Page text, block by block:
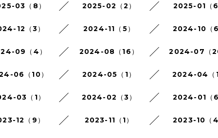
03（8） 2025-02（2） 2025-01（6
12（3） 2024-11（5） 2024-10（6
09（4） 2024-08（16） 2024-07（
06（10） 2024-05（1） 2024-04（1
03（1） 2024-02（3） 2024-01（6
12（9） 2023-11（1） 2023-10（4